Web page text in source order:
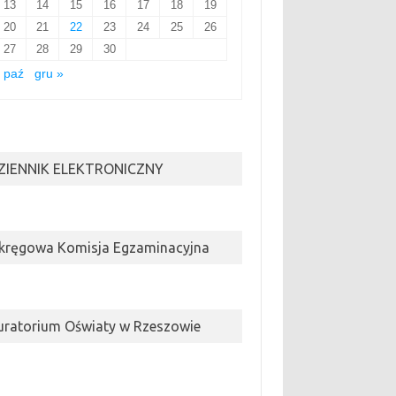
13
14 15 16 17 18
19
20
21 22 23 24 25
26
27
28 29
30
paź
gru »
ELEKTRONICZNY
Komisja Egzaminacyjna
Oświaty w Rzeszowie